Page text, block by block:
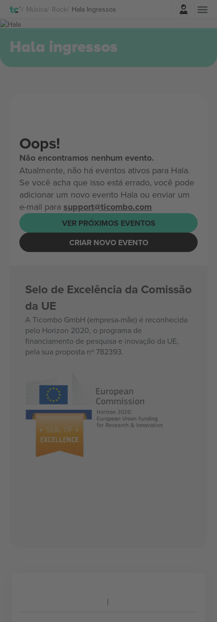
Música Rock Hala Ingressos
Hala ingressos
Oops!
Não encontramos nenhum evento.
Atualmente, não há eventos ativos para Hala.
Se você acha que isso está errado, você pode
adicionar um novo evento Hala ou enviar um
e-mail para support@ticombo.com
VER PRÓXIMOS EVENTOS
CRIAR NOVO EVENTO
Selo de Excelência da Comissão
da UE
A Ticombo GmbH (empresa-mãe) é reconhecida
pelo Horizon 2020, o programa de
financiamento de pesquisa e inovação da UE,
pela sua proposta nº 782393.